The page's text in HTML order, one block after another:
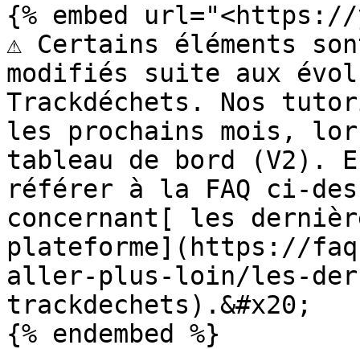
{% embed url="<https://
⚠️ Certains éléments
modifiés suite aux
Trackdéchets. Nos
les prochains mois,
tableau de bord (V2).
référer à la FAQ ci-
concernant[ les
plateforme](https://
aller-plus-loin/les-
trackdechets).&#x20;
{% endembed %}